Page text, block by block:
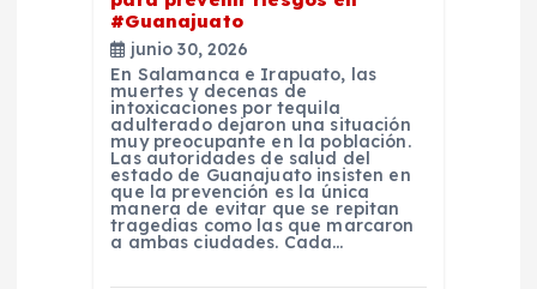
#Guanajuato
junio 30, 2026
En Salamanca e Irapuato, las
muertes y decenas de
intoxicaciones por tequila
adulterado dejaron una situación
muy preocupante en la población.
Las autoridades de salud del
estado de Guanajuato insisten en
que la prevención es la única
manera de evitar que se repitan
tragedias como las que marcaron
a ambas ciudades. Cada…